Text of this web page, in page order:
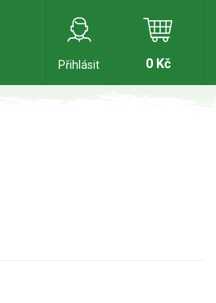
Přihlásit
0 Kč